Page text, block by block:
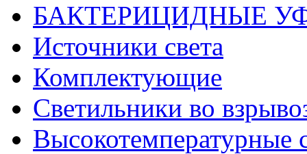
БАКТЕРИЦИДНЫЕ
Источники света
Комплектующие
Светильники во
Высокотемпературные